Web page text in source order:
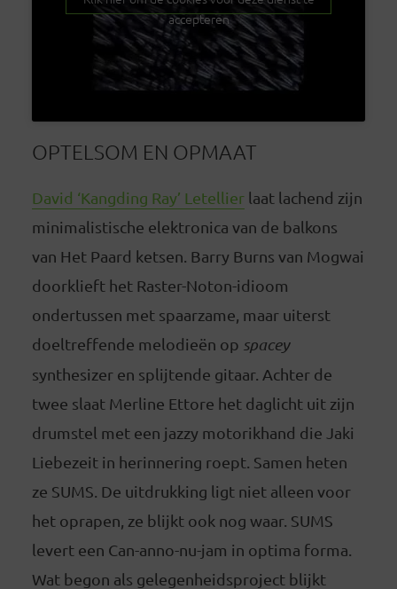
accepteren
OPTELSOM EN OPMAAT
David ‘Kangding Ray’ Letellierlaat lachend zijn
minimalistische elektronica van de balkons
van Het Paard ketsen. Barry Burns van Mogwai
doorklieft het Raster-Noton-idioom
ondertussen met spaarzame, maar uiterst
doeltreffende melodieën op spacey
synthesizer en splijtende gitaar. Achter de
twee slaat Merline Ettore het daglicht uit zijn
drumstel met een jazzy motorikhand die Jaki
Liebezeit in herinnering roept. Samen heten
ze SUMS. De uitdrukking ligt niet alleen voor
het oprapen, ze blijkt ook nog waar. SUMS
levert een Can-anno-nu-jam in optima forma.
Wat begon als gelegenheidsproject blijkt